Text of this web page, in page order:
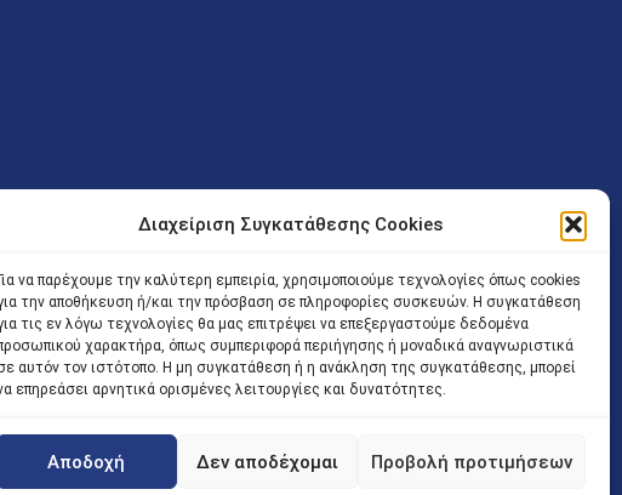
Διαχείριση Συγκατάθεσης Cookies
Για να παρέχουμε την καλύτερη εμπειρία, χρησιμοποιούμε τεχνολογίες όπως cookies
την αποθήκευση ή/και την πρόσβαση σε πληροφορίες συσκευών. Η συγκατάθεση
τις εν λόγω τεχνολογίες θα μας επιτρέψει να επεξεργαστούμε δεδομένα
χαρακτήρα, όπως συμπεριφορά περιήγησης ή μοναδικά αναγνωριστικά
αυτόν τον ιστότοπο. Η μη συγκατάθεση ή η ανάκληση της συγκατάθεσης, μπορεί
επηρεάσει αρνητικά ορισμένες λειτουργίες και δυνατότητες.
Αποδοχή Δεν αποδέχομαι Προβολή προτιμήσεων
(Λ. Εθνικής Αντιστάσεως 41 T.K.14234 Νέα Ιωνία), επιτρέπεται
Η είσοδος των Δικηγόρων στο κτήριο επιτρέπεται ελεύθερα με την
ημέρα και ώρα χωρίς κανέναν χρονικό ή άλλο περιορισμό. Η είσοδος
καθημερινά κατά τις ώρες 9.00 – 15.00. Η εξυπηρέτηση του κοινού
Για την αποφυγή συνωστισμού εντός του εσωτερικού χώρου
να πραγματοποιείται κατόπιν προγραμματισμένου ραντεβού.